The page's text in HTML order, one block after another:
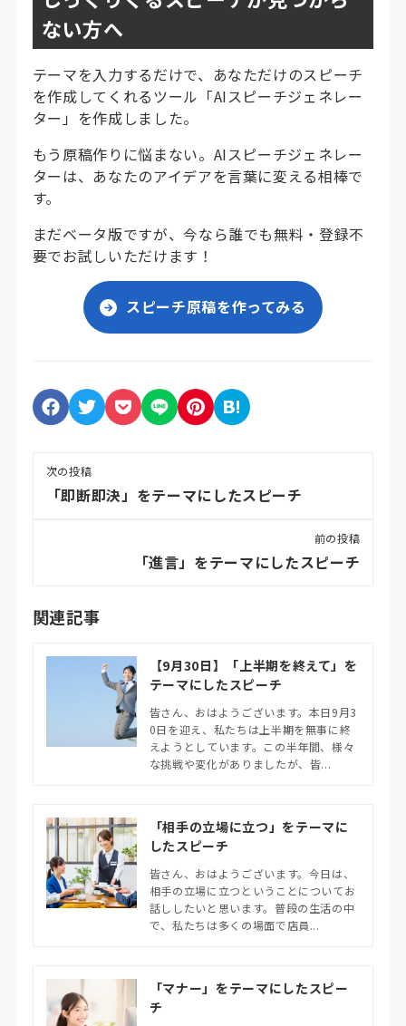
ない方へ
テーマを入力するだけで、あなただけのスピーチ
を作成してくれるツール「AIスピーチジェネレー
ター」を作成しました。
もう原稿作りに悩まない。AIスピーチジェネレー
ターは、あなたのアイデアを言葉に変える相棒で
す。
まだベータ版ですが、今なら誰でも無料・登録不
要でお試しいただけます！
スピーチ原稿を作ってみる
次の投稿
「即断即決」をテーマにしたスピーチ
前の投稿
「進言」をテーマにしたスピーチ
関連記事
【9月30日】「上半期を終えて」を
テーマにしたスピーチ
皆さん、おはようございます。本日9月3
0日を迎え、私たちは上半期を無事に終
えようとしています。この半年間、様々
な挑戦や変化がありましたが、皆...
「相手の立場に立つ」をテーマに
したスピーチ
皆さん、おはようございます。今日は、
相手の立場に立つということについてお
話ししたいと思います。普段の生活の中
で、私たちは多くの場面で店員...
「マナー」をテーマにしたスピー
チ